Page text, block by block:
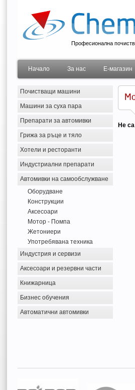
Професионална
Начало За нас Е-магазин
Почистващи машини
Машини за суха пара
Препарати за автомивки
Грижа за ръце и тяло
Хотели и ресторанти
Индустриални препарати
Автомивки на самообслужване
Оборудване
Конструкции
Аксесоари
Мотор - Помпа
Жетониери
Употребявана техника
Индустрия и сервизи
Аксесоари и резервни части
Книжарница
Бизнес обучения
Автоматични автомивки
Не